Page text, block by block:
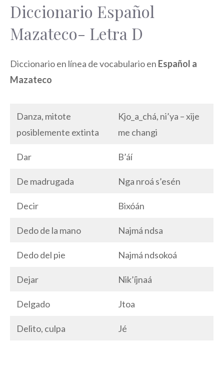
Diccionario Español
Mazateco- Letra D
Diccionario en línea de vocabulario en Español a
Mazateco
Danza, mitote
posiblemente extinta
Kjo_a_chá, ni’ya – xije
me changi
Dar B’áí
De madrugada Nga nroá s’esén
Decir Bixóán
Dedo de la mano Najmá ndsa
Dedo del pie Najmá ndsokoá
Dejar Nik’íjnaá
Delgado Jtoa
Delito, culpa Jé